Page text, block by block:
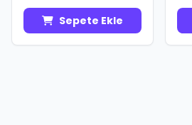
Sepete Ekle